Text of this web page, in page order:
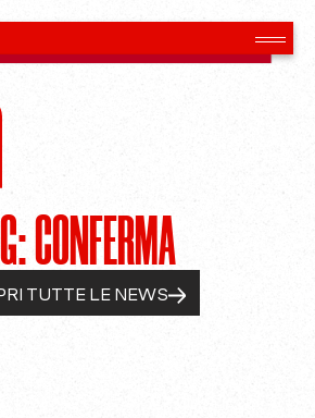
CONFERMA
TUTTE LE NEWS